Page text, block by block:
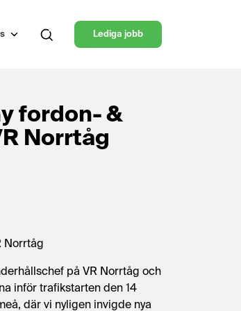
Lediga jobb
fordon- &
Norrtåg
Norrtåg
på VR Norrtåg och
inför trafikstarten den 14
där vi nyligen invigde nya